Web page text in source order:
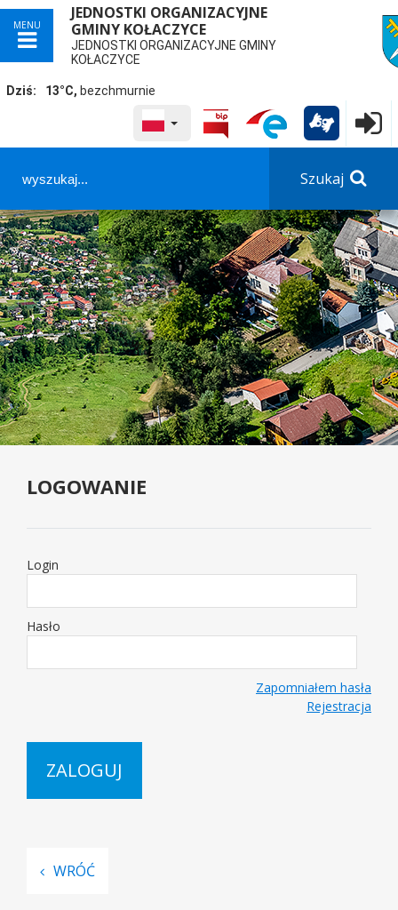
MENU
JEDNOSTKI ORGANIZACYJNE
GMINY KOŁACZYCE
JEDNOSTKI ORGANIZACYJNE GMINY
KOŁACZYCE
Dziś: 13°C, bezchmurnie
WYBRANY JĘZYK POLSKA
Szukaj

Panel dostosowania ułatwień dostępu
LOGOWANIE
Logowanie
Login
Hasło
Zapomniałem hasła
Rejestracja
ZALOGUJ
WRÓĆ